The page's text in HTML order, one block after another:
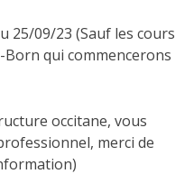
25/09/23 (Sauf les cours
Born qui commencerons
occitane, vous
merci de